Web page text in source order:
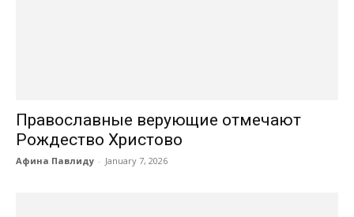
Православные верующие отмечают
Рождество Христово
Афина Павлиду - January 7, 2026